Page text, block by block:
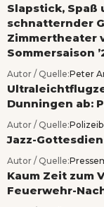
Slapstick,
schnatternder
Zimmertheater
Sommersaison
Autor / Quelle:Peter
Dunningen ab:
Autor / Quelle:
Jazz-
Autor / Quelle:
Kaum Zeit zum
Feuerwehr-